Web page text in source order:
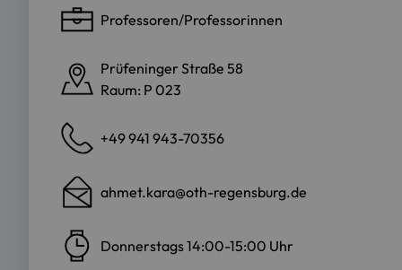
Professoren/Professorinnen
Prüfeninger Straße 58
Raum: P 023
+49 941 943-70356
ahmet.kara@oth-regensburg.de
Donnerstags 14:00-15:00 Uhr